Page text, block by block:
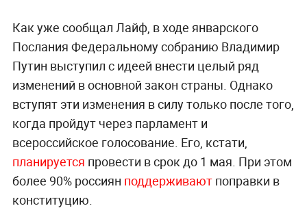
Как уже сообщал Лайф, в ходе январского
Послания Федеральному собранию Владимир
Путин выступил с идеей внести целый ряд
изменений в основной закон страны. Однако
вступят эти изменения в силу только после того,
когда пройдут через парламент и
всероссийское голосование. Его, кстати,
планируется провести в срок до 1 мая. При этом
более 90% россиян поддерживаютпоправки в
конституцию.